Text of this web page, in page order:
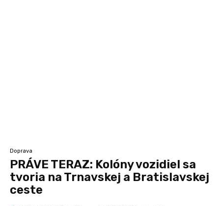
Doprava
PRÁVE TERAZ: Kolóny vozidiel sa
tvoria na Trnavskej a Bratislavskej
ceste